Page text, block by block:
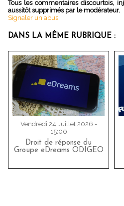
Tous les commentaires discourtois,
aussitôt supprimés par le modérateur.
Signaler un abus
DANS LA MÊME RUBRIQUE :
Vendredi 24 Juillet 2026 -
15:00
Droit de réponse du
Groupe eDreams ODIGEO